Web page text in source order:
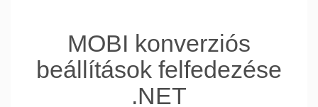
MOBI konverziós
beállítások felfedezése
.NET